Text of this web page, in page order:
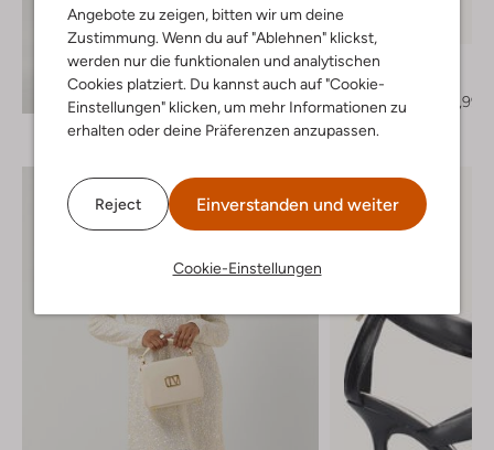
Angebote zu zeigen, bitten wir um deine
Zustimmung. Wenn du auf "Ablehnen" klickst,
werden nur die funktionalen und analytischen
Cookies platziert. Du kannst auch auf "Cookie-
Einstellungen" klicken, um mehr Informationen zu
erhalten oder deine Präferenzen anzupassen.
Reject Einverstanden und weiter
Cookie-Einstellungen
Entdecke den Look
Toral
Hohe Stiefel
€ 299,95
€ 149,99